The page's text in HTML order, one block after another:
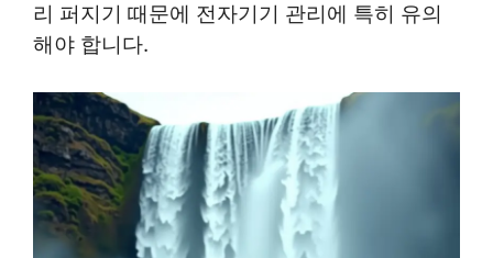
리 퍼지기 때문에 전자기기 관리에 특히 유의
해야 합니다.